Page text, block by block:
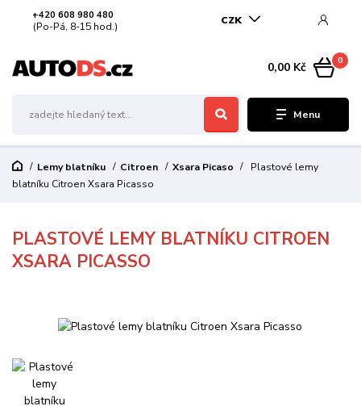
Menu
CZK
+420 608 980 480
(Po-Pá, 8-15 hod.)
0
0,00 Kč
Lemy blatníku Citroen Xsara Picaso
Plastové lemy
blatníku Citroen Xsara Picasso
PLASTOVÉ LEMY BLATNÍKU CITROEN
XSARA PICASSO